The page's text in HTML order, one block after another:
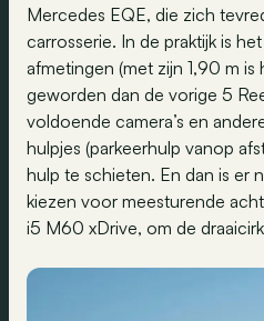
Mercedes EQE, die zich
carrosserie. In de praktijk is
afmetingen (met zijn 1,90 m
geworden dan de vorige 5
voldoende camera’s en
hulpjes (parkeerhulp vanop
hulp te schieten. En dan is er
kiezen voor meesturende
i5 M60 xDrive, om de